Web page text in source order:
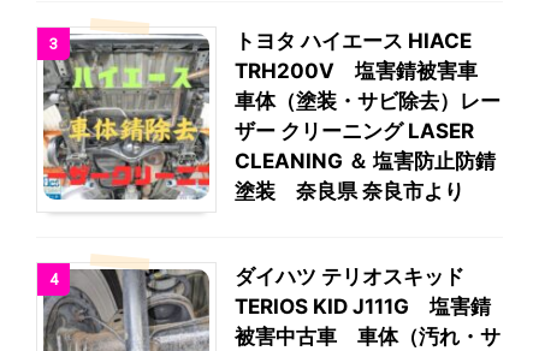
3
トヨタ ハイエース HIACE
TRH200V 塩害錆被害車
車体（塗装・サビ除去）レー
ザー クリーニング LASER
CLEANING ＆ 塩害防止防錆
塗装 奈良県 奈良市より
4
ダイハツ テリオスキッド
TERIOS KID J111G 塩害錆
被害中古車 車体（汚れ・サ